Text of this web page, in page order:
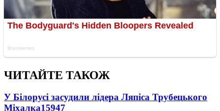
ЧИТАЙТЕ ТАКОЖ
У Білорусі засудили лідера Ляпіса Трубецького
Міхалка15947